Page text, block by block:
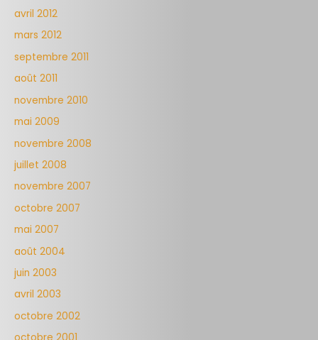
avril 2012
mars 2012
septembre 2011
août 2011
novembre 2010
mai 2009
novembre 2008
juillet 2008
novembre 2007
octobre 2007
mai 2007
août 2004
juin 2003
avril 2003
octobre 2002